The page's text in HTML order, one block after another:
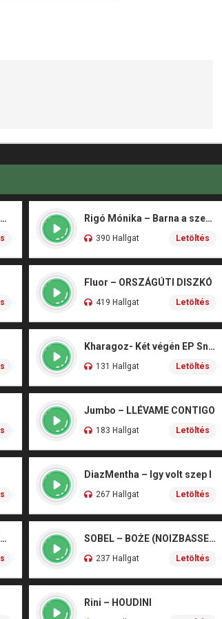
Chris Lawyer – MAKE YOU FLY Rigó Mónika – Barna a szeme
390 Hallgat Letöltés
Fluor – ORSZÁGÚTI DISZKÓ
419 Hallgat Letöltés
Kharagoz- Két végén EP Snitt
131 Hallgat Letöltés
Jumbo – LLÉVAME CONTIGO
183 Hallgat Letöltés
DiazMentha – Igy volt szep I
267 Hallgat Letöltés
KOWALSKY MEG A VEGA X SZEBÉNYI DANI – CSÓNAK SOBEL – BOŻE (NOIZBASSES REMIX)
237 Hallgat Letöltés
Rini – HOUDINI